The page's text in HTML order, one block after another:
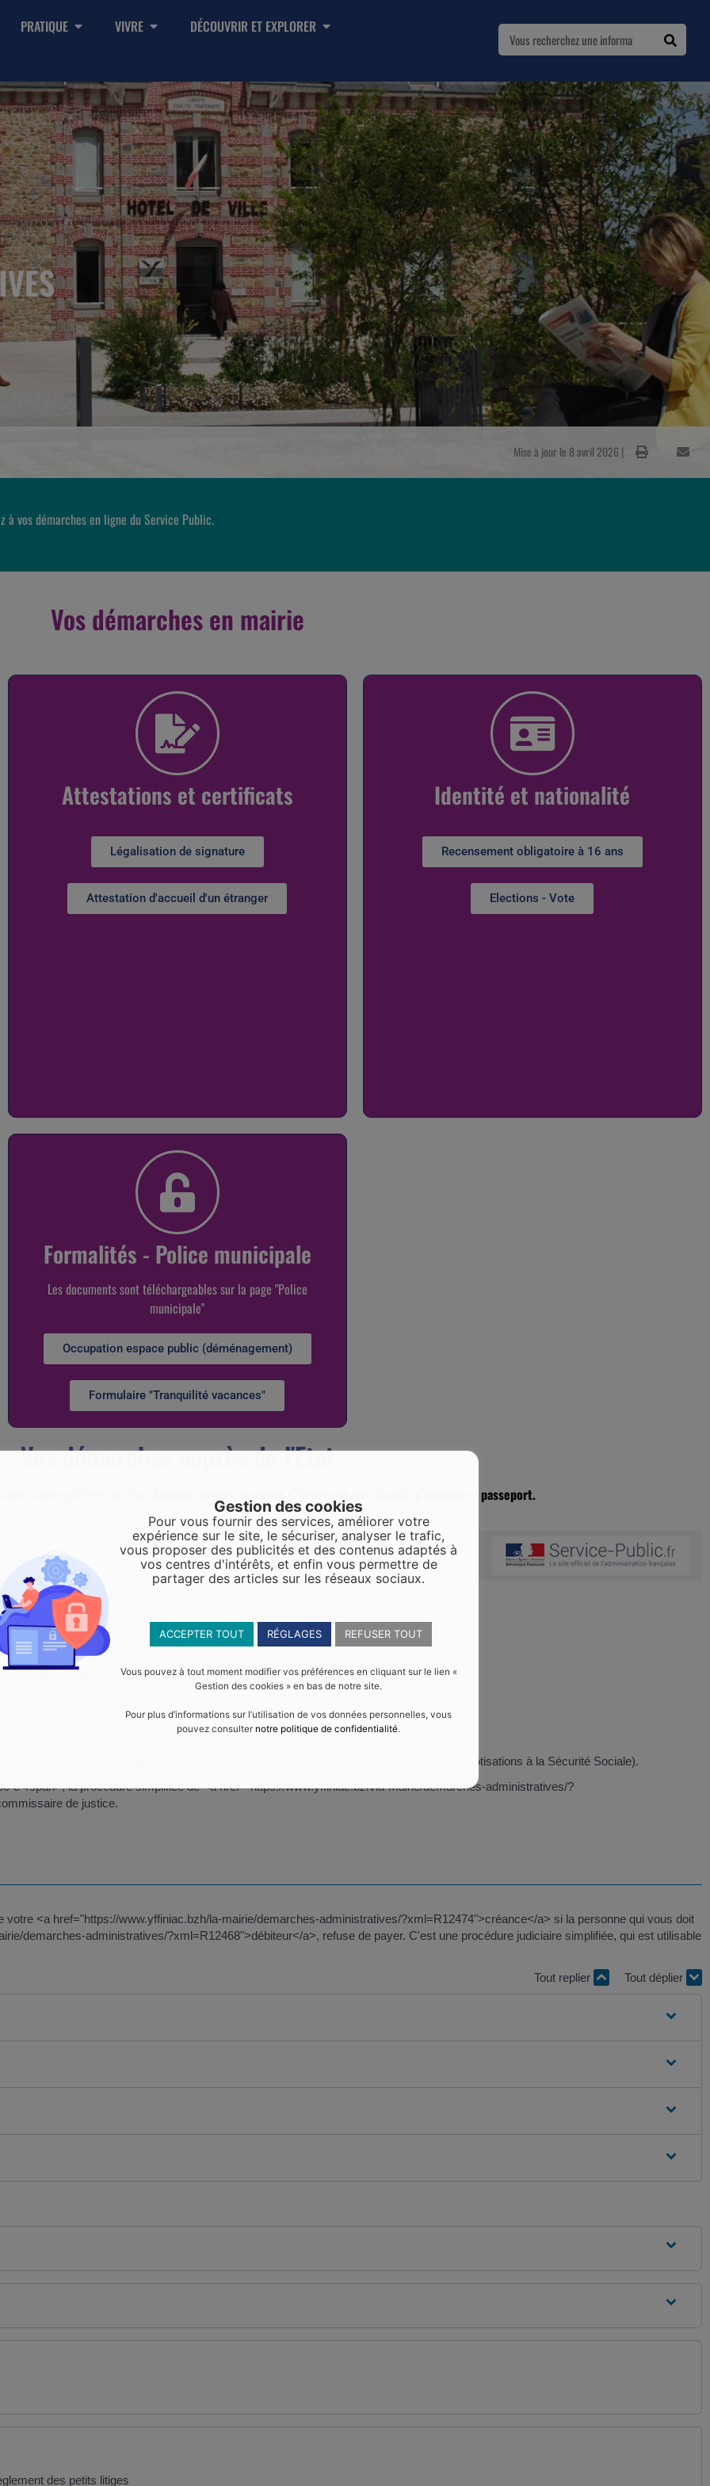
PRATIQUE VIVRE DÉCOUVRIR ET EXPLORER
Mise à jour le 8 avril 2026 |
vos démarches en ligne du Service Public.
Vos démarches en mairie
Attestations et certificats
Légalisation de signature
Attestation d'accueil d'un étranger
Identité et nationalité
Recensement obligatoire à 16 ans
Elections - Vote
Formalités - Police municipale
Les documents sont téléchargeables sur la page "Police
municipale"
Occupation espace public (déménagement)
Formulaire "Tranquilité vacances"
Vos démarches auprès de l'Etat
administratives de l’Etat. Comme indiqué, la mairie d’Yffiniac ne fait ni carte d’identité ni passeport.
en France : injonction de payer et procédure simplifiée
de payer et procédure simplifiée
ministre), Ministère chargé de la justice
de dette...), l'injonction de payer permet d'en obtenir le paiement par un juge.
ou résultant d'une obligation de caractère statutaire (cotisations à la caisse de retraite, cotisations à la Sécurité Sociale).
€</span>, la procédure simplifiée de <a href="https://www.yffiniac.bzh/la-mairie/demarches-administratives/?
de justice.
<a href="https://www.yffiniac.bzh/la-mairie/demarches-administratives/?xml=R12474">créance</a> si la personne qui vous doit
demarches-administratives/?xml=R12468">débiteur</a>, refuse de payer. C'est une procédure judiciaire simplifiée, qui est utilisable
Tout replier
Tout déplier
des petits litiges
Gestion des cookies
Pour vous fournir des services, améliorer votre
expérience sur le site, le sécuriser, analyser le trafic,
vous proposer des publicités et des contenus adaptés à
vos centres d'intérêts, et enfin vous permettre de
partager des articles sur les réseaux sociaux.
ACCEPTER TOUT RÉGLAGES REFUSER TOUT
Vous pouvez à tout moment modifier vos préférences en cliquant sur le lien «
Gestion des cookies » en bas de notre site.
Pour plus d’informations sur l’utilisation de vos données personnelles, vous
pouvez consulter notre politique de confidentialité.